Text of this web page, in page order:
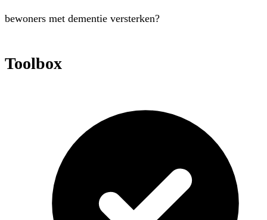
bewoners met dementie versterken?
Toolbox